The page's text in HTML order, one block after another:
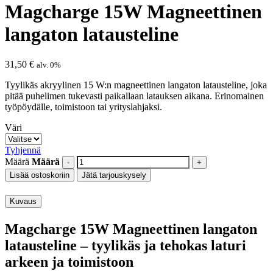
Magcharge 15W Magneettinen
langaton latausteline
31,50 € alv. 0%
Tyylikäs akryylinen 15 W:n magneettinen langaton latausteline, joka
pitää puhelimen tukevasti paikallaan latauksen aikana. Erinomainen
työpöydälle, toimistoon tai yrityslahjaksi.
Väri
Tyhjennä
Määrä Määrä
Lisää ostoskoriin Jätä tarjouskysely
Kuvaus
Magcharge 15W Magneettinen langaton
latausteline – tyylikäs ja tehokas laturi
arkeen ja toimistoon